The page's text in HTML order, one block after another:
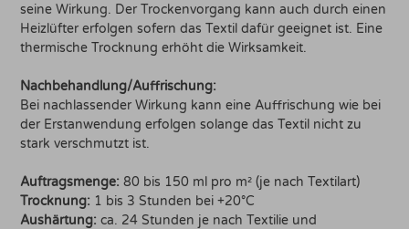
seine Wirkung. Der Trockenvorgang kann auch durch einen
Heizlüfter erfolgen sofern das Textil dafür geeignet ist. Eine
thermische Trocknung erhöht die Wirksamkeit.
Nachbehandlung/Auffrischung:
Bei nachlassender Wirkung kann eine Auffrischung wie bei
der Erstanwendung erfolgen solange das Textil nicht zu
stark verschmutzt ist.
Auftragsmenge: 80 bis 150 ml pro m² (je nach Textilart)
Trocknung: 1 bis 3 Stunden bei +20°C
Aushärtung: ca. 24 Stunden je nach Textilie und